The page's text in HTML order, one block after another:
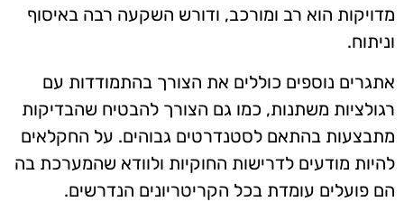
מדויקות הוא רב ומורכב, ודורש השקעה רבה באיסוף
וניתוח.
אתגרים נוספים כוללים את הצורך בהתמודדות עם
רגולציות משתנות, כמו גם הצורך להבטיח שהבדיקות
מתבצעות בהתאם לסטנדרטים גבוהים. על החקלאים
להיות מודעים לדרישות החוקיות ולוודא שהמערכת בה
הם פועלים עומדת בכל הקריטריונים הנדרשים.